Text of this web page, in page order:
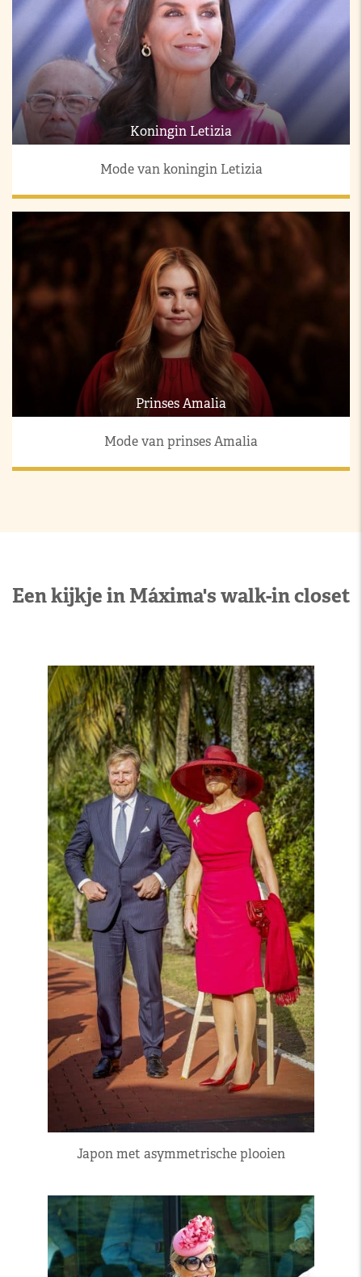
Koningin Letizia
Mode van koningin Letizia
Prinses Amalia
Mode van prinses Amalia
Een kijkje in Máxima's walk-in closet
Japon met asymmetrische plooien